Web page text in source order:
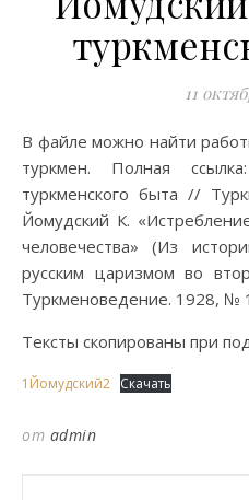
11
В файле можно найти работы по истории и этнографии
туркмен. Полная
туркменского быта //
Йомудский К.
человечества» (Из
русским царизмом во
Туркменоведение. 1928, №
Тексты скопированы при
1Йомудский2 Скачать
от admin